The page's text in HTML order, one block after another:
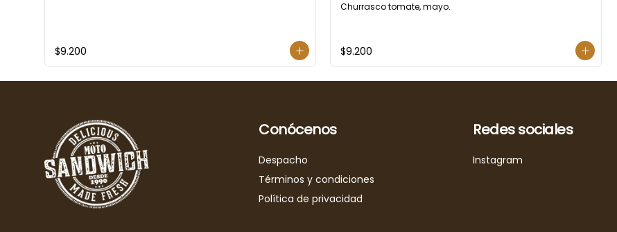
$9.200
Churrasco tomate, mayo.
$9.200
Conócenos
Despacho
Términos y condiciones
Política de privacidad
Redes sociales
Instagram